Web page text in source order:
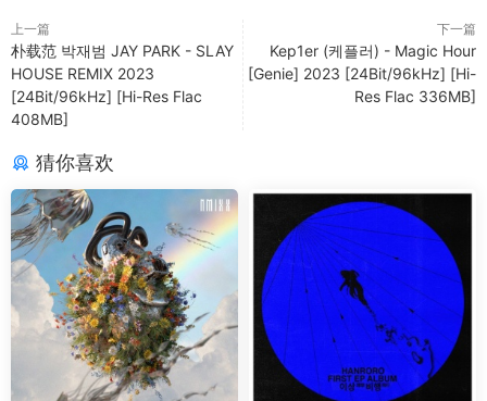
上一篇
朴载范 박재범 JAY PARK - SLAY
HOUSE REMIX 2023
[24Bit/96kHz] [Hi-Res Flac
408MB]
下一篇
Kep1er (케플러) - Magic Hour
[Genie] 2023 [24Bit/96kHz] [Hi-
Res Flac 336MB]
猜你喜欢